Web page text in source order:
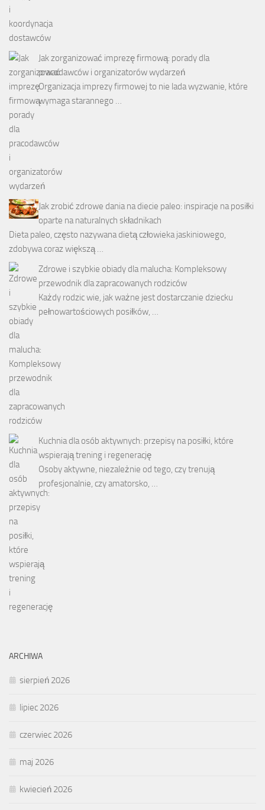
Jak zorganizować imprezę firmową: porady dla
pracodawców i organizatorów wydarzeń
Organizacja imprezy firmowej to nie lada wyzwanie, które
wymaga starannego …
Jak zrobić zdrowe dania na diecie paleo: inspiracje na posiłki
oparte na naturalnych składnikach
Dieta paleo, często nazywana dietą człowieka jaskiniowego,
zdobywa coraz większą …
Zdrowe i szybkie obiady dla malucha: Kompleksowy
przewodnik dla zapracowanych rodziców
Każdy rodzic wie, jak ważne jest dostarczanie dziecku
pełnowartościowych posiłków, …
Kuchnia dla osób aktywnych: przepisy na posiłki, które
wspierają trening i regenerację
Osoby aktywne, niezależnie od tego, czy trenują
profesjonalnie, czy amatorsko, …
ARCHIWA
sierpień 2026
lipiec 2026
czerwiec 2026
maj 2026
kwiecień 2026